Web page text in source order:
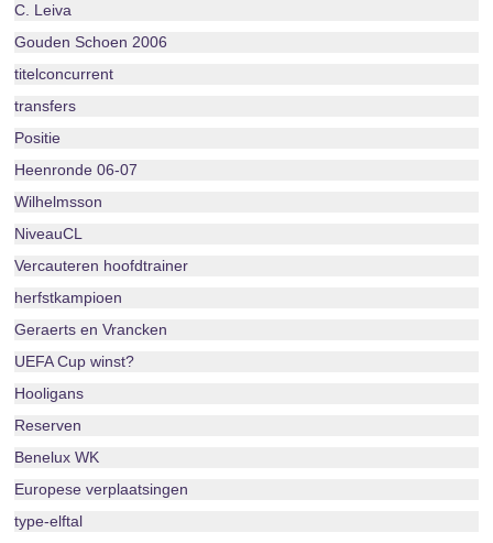
C. Leiva
Gouden Schoen 2006
titelconcurrent
transfers
Positie
Heenronde 06-07
Wilhelmsson
NiveauCL
Vercauteren hoofdtrainer
herfstkampioen
Geraerts en Vrancken
UEFA Cup winst?
Hooligans
Reserven
Benelux WK
Europese verplaatsingen
type-elftal